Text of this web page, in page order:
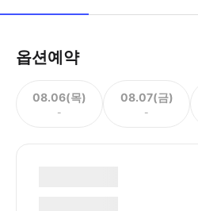
옵션예약
08.06(목)
-
08.07(금)
-